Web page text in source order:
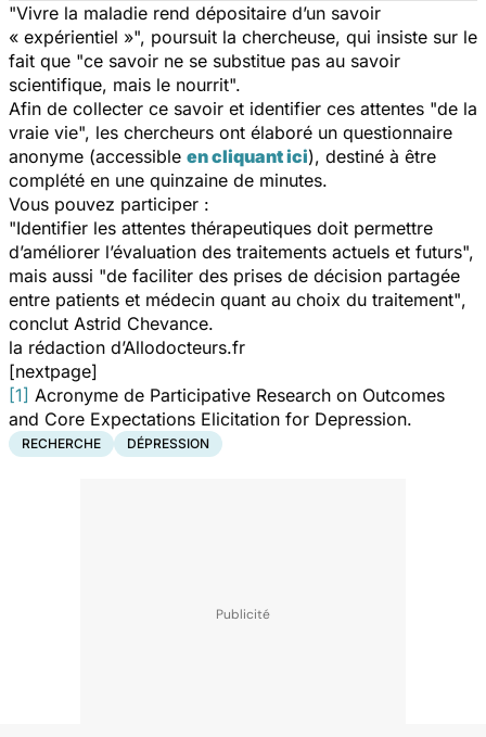
"Vivre la maladie rend dépositaire d’un savoir
« expérientiel »", poursuit la chercheuse, qui insiste sur le
fait que "ce savoir ne se substitue pas au savoir
scientifique, mais le nourrit".
Afin de collecter ce savoir et identifier ces attentes "de la
vraie vie", les chercheurs ont élaboré un questionnaire
anonyme (accessible en cliquant ici), destiné à être
complété en une quinzaine de minutes.
Vous pouvez participer :
"Identifier les attentes thérapeutiques doit permettre
d’améliorer l’évaluation des traitements actuels et futurs",
mais aussi "de faciliter des prises de décision partagée
entre patients et médecin quant au choix du traitement",
conclut Astrid Chevance.
la rédaction d’Allodocteurs.fr
[nextpage]
[1] Acronyme de Participative Research on Outcomes
and Core Expectations Elicitation for Depression.
RECHERCHE DÉPRESSION